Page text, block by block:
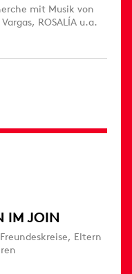
mit Musik von
ROSALÍA u.a.
IM JOIN
Eltern